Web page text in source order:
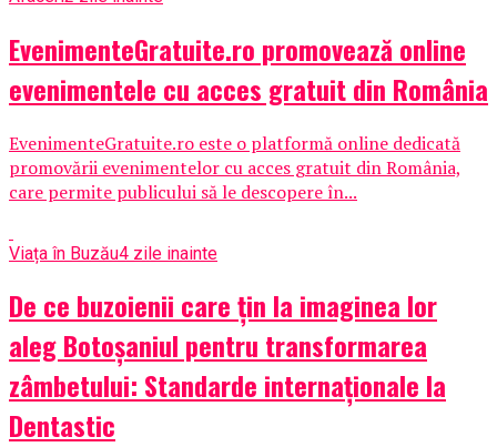
EvenimenteGratuite.ro promovează online
evenimentele cu acces gratuit din România
EvenimenteGratuite.ro este o platformă online dedicată
promovării evenimentelor cu acces gratuit din România,
care permite publicului să le descopere în...
Viața în Buzău4 zile inainte
De ce buzoienii care țin la imaginea lor
aleg Botoșaniul pentru transformarea
zâmbetului: Standarde internaționale la
Dentastic